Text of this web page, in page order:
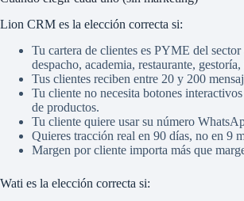
Lion CRM es la elección correcta si:
Tu cartera de clientes es PYME del
despacho, academia, restaurante,
Tus clientes reciben entre 20 y 200
Tu cliente no necesita botones
de productos.
Tu cliente quiere usar su número
Quieres tracción real en 90 días, no en 9
Margen por cliente importa más que
Wati es la elección correcta si: